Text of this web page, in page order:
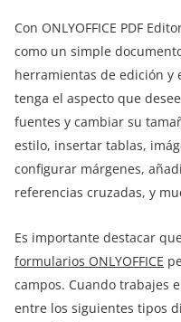
Con ONLYOFFICE PDF
como un simple
herramientas de edición
tenga el aspecto que
fuentes y cambiar su
estilo, insertar tablas,
configurar márgenes,
referencias cruzadas, y
Es importante destacar
formularios ONLYOFFICE
campos. Cuando trabajes
entre los siguientes tipos